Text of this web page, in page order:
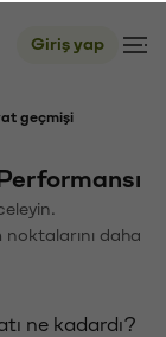
Giriş yap
geçmişi
daha
ne kadardı?